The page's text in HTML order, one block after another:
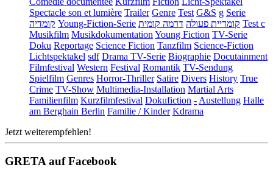
Spectacle son et lumière Trailer Genre Test G&S g Serie
קומדיה Young-Fiction-Serie קומדיית פעולה דרמה קומית
Test c
Musikfilm Musikdokumentation Young Fiction TV-Serie
Doku Reportage Science Fiction Tanzfilm Science-Fiction
Lichtspektakel sdf Drama TV-Serie Biographie Docutainment
Filmfestival Western Festival Romantik TV-Sendung
Spielfilm Genres Horror-Thriller Satire Divers History True
Crime TV-Show Multimedia-Installation Martial Arts
Familienfilm Kurzfilmfestival Dokufiction - Austellung Halle
am Berghain Berlin Familie / Kinder Kdrama
Jetzt weiterempfehlen!
GRETA auf Facebook